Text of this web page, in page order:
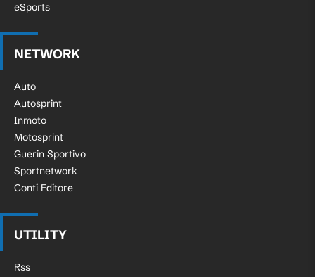
eSports
NETWORK
Auto
Autosprint
Inmoto
Motosprint
Guerin Sportivo
Sportnetwork
Conti Editore
UTILITY
Rss